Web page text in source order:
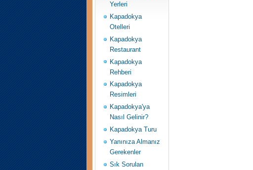
Yerleri
Kapadokya
Otelleri
Kapadokya
Restaurant
Kapadokya
Rehberi
Kapadokya
Resimleri
Kapadokya'ya
Nasıl Gelinir?
Kapadokya Turu
Yanınıza Almanız
Gerekenler
Sık Sorulan